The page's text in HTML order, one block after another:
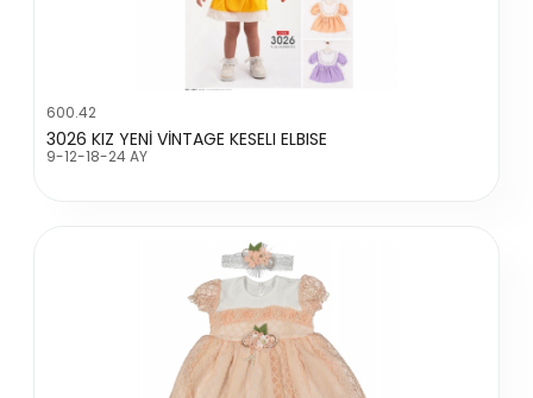
600.42
3026 KIZ YENİ VİNTAGE KESELI ELBISE
9-12-18-24 AY